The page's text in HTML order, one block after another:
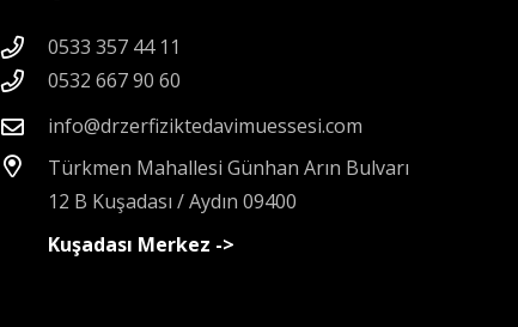
0533 357 44 11
0532 667 90 60
info@drzerfiziktedavimuessesi.com
Türkmen Mahallesi Günhan Arın Bulvarı
12 B Kuşadası / Aydın 09400
Kuşadası Merkez ->